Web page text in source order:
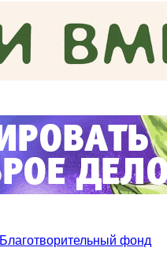
Благотворительный фонд